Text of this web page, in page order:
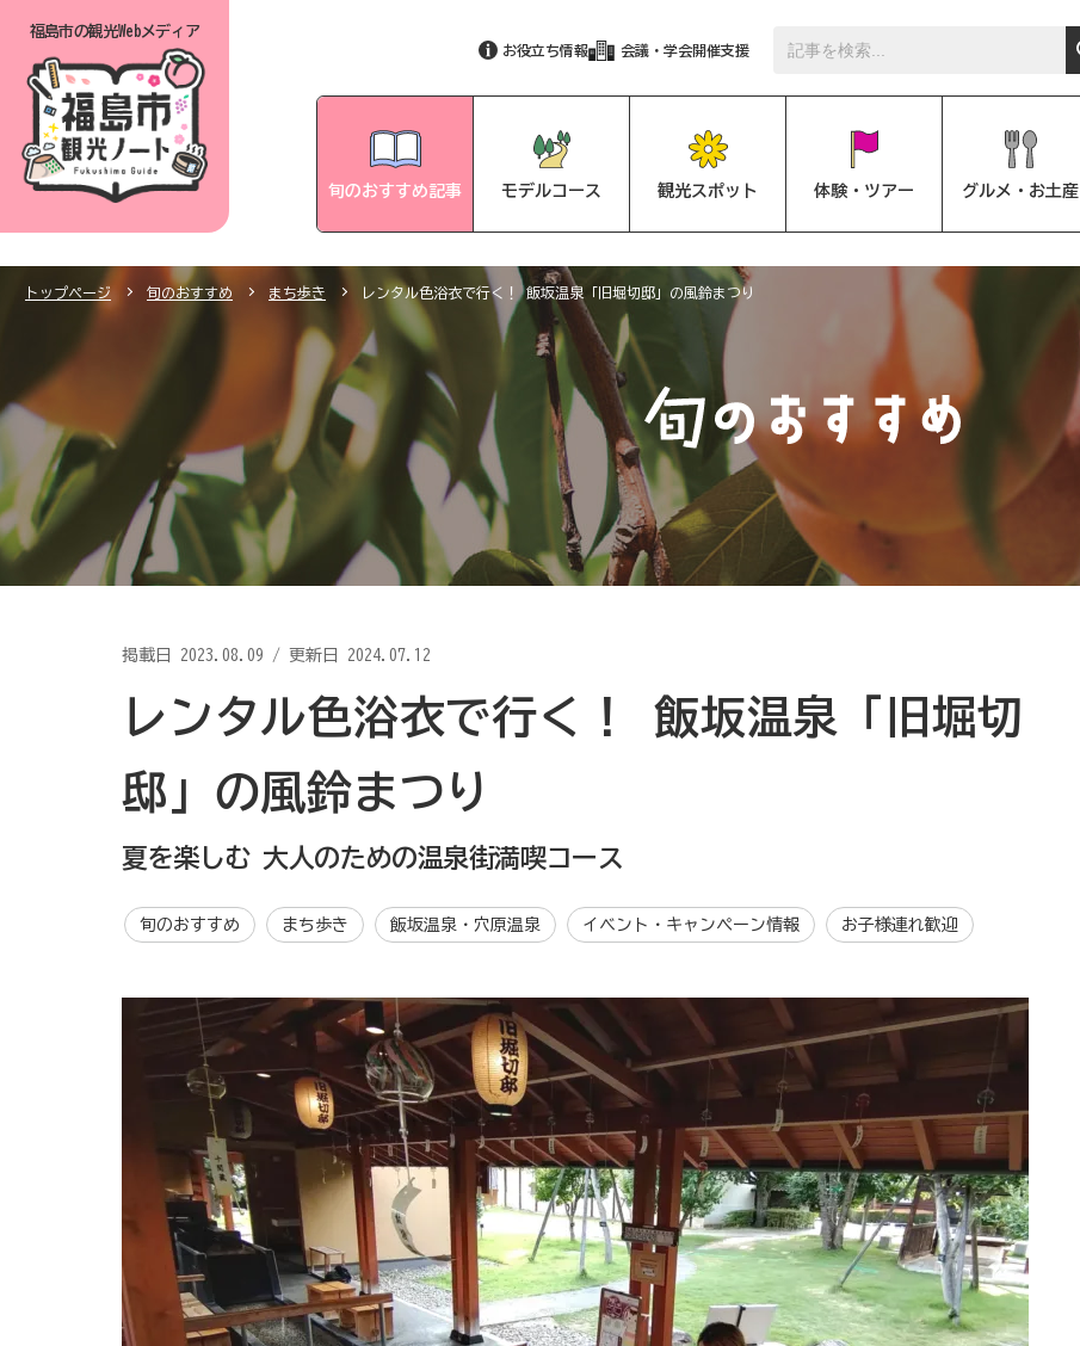
福島市の観光Webメディア
お役立ち情報 会議・学会開催支援
旬のおすすめ記事 モデルコース 観光スポット 体験・ツアー グルメ・お土産
トップページ 旬のおすすめ まち歩き レンタル色浴衣で行く！ 飯坂温泉「旧堀切邸」の風鈴まつり
掲載日 2023.08.09 / 更新日 2024.07.12
レンタル色浴衣で行く！ 飯坂温泉「旧堀切
邸」の風鈴まつり
夏を楽しむ 大人のための温泉街満喫コース
旬のおすすめ まち歩き 飯坂温泉・穴原温泉 イベント・キャンペーン情報 お子様連れ歓迎